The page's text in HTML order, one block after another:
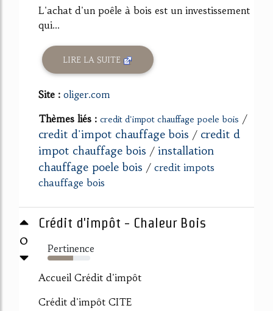
L'achat d'un poêle à bois est un investissement
qui...
LIRE LA SUITE
Site : oliger.com
Thèmes liés : credit d'impot chauffage poele bois /
credit d'impot chauffage bois / credit d
impot chauffage bois / installation
chauffage poele bois / credit impots
chauffage bois
0
Crédit d'impôt - Chaleur Bois
Pertinence
60%
Accueil Crédit d'impôt
Crédit d'impôt CITE